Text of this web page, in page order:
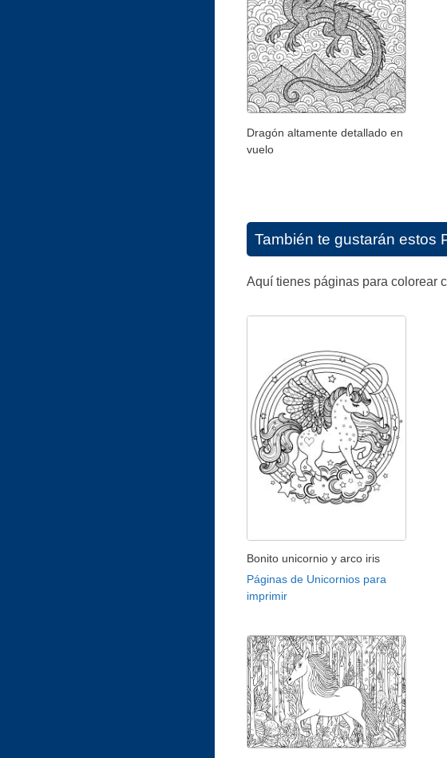
Dragón altamente detallado en
vuelo
También te gustarán estos
Aquí tienes páginas para colorear
Bonito unicornio y arco iris
Páginas de Unicornios para
imprimir